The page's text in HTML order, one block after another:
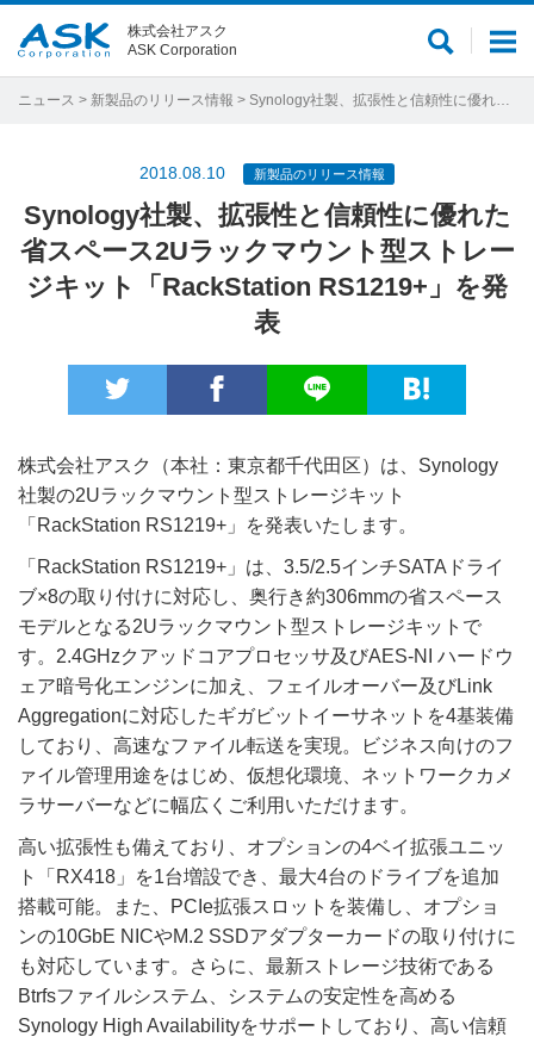
メ
ュ
サ
ト
株式会社アスク
ASK Corporation
ニュース > 新製品のリリース情報 > Synology社製、拡張性と信頼性に優れた省スペース2Uラックマウント型ストレージキット「RackStation RS1219+」を発表
2018.08.10 新製品のリリース情報
Synology社製、拡張性と信頼性に優れた
省スペース2Uラックマウント型ストレー
ジキット「RackStation RS1219+」を発
表
株式会社アスク（本社：東京都千代田区）は、Synology
社製の2Uラックマウント型ストレージキット
「RackStation RS1219+」を発表いたします。
「RackStation RS1219+」は、3.5/2.5インチSATAドライ
ブ×8の取り付けに対応し、奥行き約306mmの省スペース
モデルとなる2Uラックマウント型ストレージキットで
す。2.4GHzクアッドコアプロセッサ及びAES-NI ハードウ
ェア暗号化エンジンに加え、フェイルオーバー及びLink
Aggregationに対応したギガビットイーサネットを4基装備
しており、高速なファイル転送を実現。ビジネス向けのフ
ァイル管理用途をはじめ、仮想化環境、ネットワークカメ
ラサーバーなどに幅広くご利用いただけます。
高い拡張性も備えており、オプションの4ベイ拡張ユニッ
ト「RX418」を1台増設でき、最大4台のドライブを追加
搭載可能。また、PCIe拡張スロットを装備し、オプショ
ンの10GbE NICやM.2 SSDアダプターカードの取り付けに
も対応しています。さらに、最新ストレージ技術である
Btrfsファイルシステム、システムの安定性を高める
Synology High Availabilityをサポートしており、高い信頼